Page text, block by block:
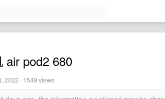
air pod2 680
2022 · 1549 views